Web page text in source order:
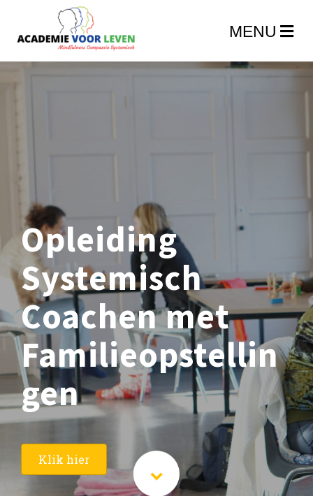
Opleiding
Systemisch
Coachen met
Familieopstellin
gen
Klik hier